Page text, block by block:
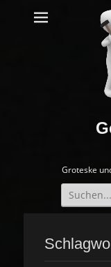
Groteske
Suche
nach: